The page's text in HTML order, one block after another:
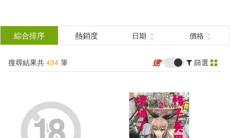
結
分類 (單選)
所有商品(494) 圖書(216)
影音(50)
保健(3)
綜合排序 熱銷度 日期 價格
搜尋結果共 494 筆 篩選